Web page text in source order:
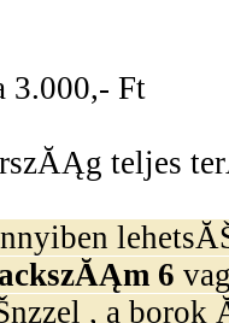
3.000,- Ft
teljes
6
, a